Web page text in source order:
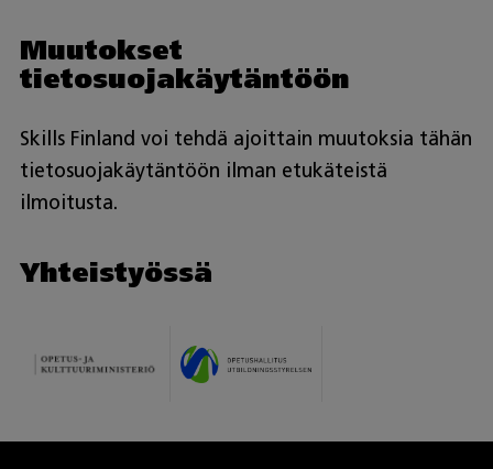
Muutokset
tietosuojakäytäntöön
Skills Finland voi tehdä ajoittain muutoksia tähän
tietosuojakäytäntöön ilman etukäteistä
ilmoitusta.
Yhteistyössä